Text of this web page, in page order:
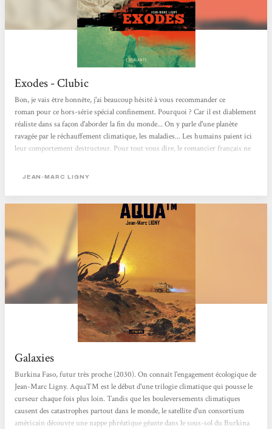
Exodes - Clubic
Bon, je vais être honnête, j'ai beaucoup hésité à vous recommander ce
roman pour ce hors-série spécial confinement. Pourquoi ? Car il est diablement
réaliste dans sa façon d'aborder la fin du monde... On y parle d'une planète
ravagée par le réchauffement climatique, les maladies... Les humains paient ici
leur comportement destructeur. Pour tout vous dire, le romancier français ne
réserver aux âmes sensibles.Le récit suit les péripéties d'une dizaine de
JEAN-MARC LIGNY
Galaxies
Burkina Faso, futur très proche (2030). On connaît l'engagement écologique de
Jean-Marc Ligny. AquaTM est le début d'une trilogie climatique qui pousse le
curseur chaque fois plus loin. Tandis que les bouleversements climatiques
causent des catastrophes partout dans le monde, le satellite d'un consortium
américain découvre une nappe phréatique géante dans le sous-sol du Burkina